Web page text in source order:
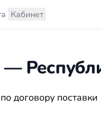
Кабинет
—
договору поставки